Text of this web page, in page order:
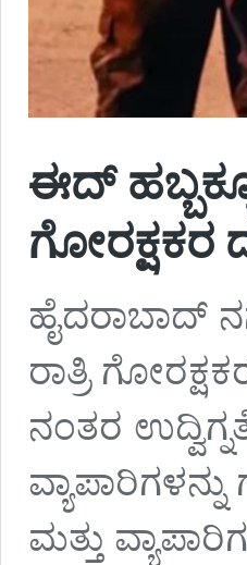
ಈದ್
ಗೋರಕ್ಷಕರ
ಹೈದರಾಬಾದ್
ರಾತ್ರಿ
ನಂತರ
ಮತ್ತು